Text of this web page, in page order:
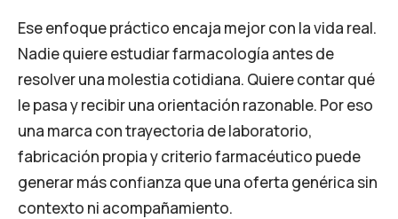
Ese enfoque práctico encaja mejor con la vida real.
Nadie quiere estudiar farmacología antes de
resolver una molestia cotidiana. Quiere contar qué
le pasa y recibir una orientación razonable. Por eso
una marca con trayectoria de laboratorio,
fabricación propia y criterio farmacéutico puede
generar más confianza que una oferta genérica sin
contexto ni acompañamiento.